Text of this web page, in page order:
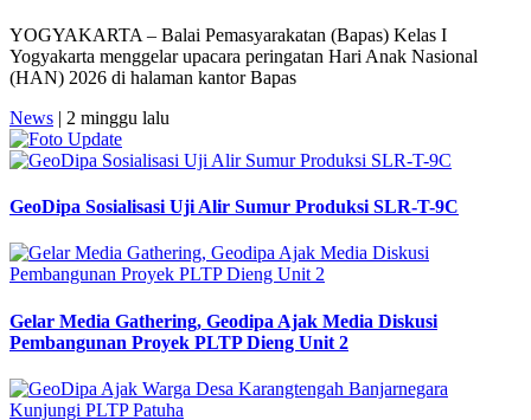
YOGYAKARTA – Balai Pemasyarakatan (Bapas) Kelas I
Yogyakarta menggelar upacara peringatan Hari Anak Nasional
(HAN) 2026 di halaman kantor Bapas
News | 2 minggu lalu
GeoDipa Sosialisasi Uji Alir Sumur Produksi SLR-T-9C
Gelar Media Gathering, Geodipa Ajak Media Diskusi
Pembangunan Proyek PLTP Dieng Unit 2